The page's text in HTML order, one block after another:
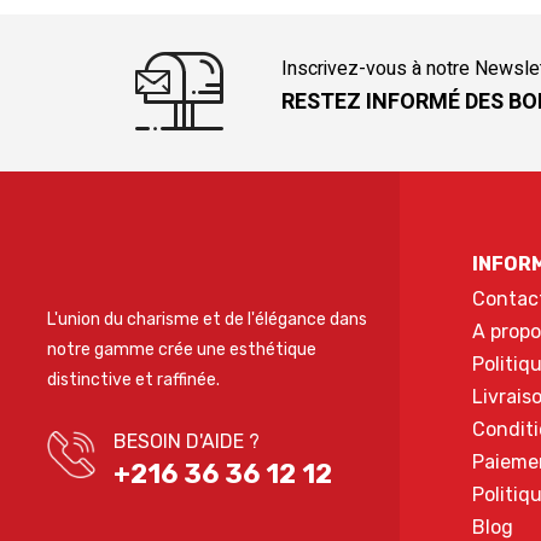
Inscrivez-vous à notre
RESTEZ INFORMÉ DES
L'union du charisme et de l'élégance dans
notre gamme crée une esthétique
distinctive et raffinée.
BESOIN D'AIDE ?
+216 36 36 12 12
A
Blog